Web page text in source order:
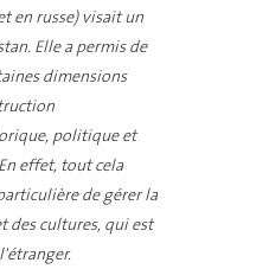
en russe) visait un
Elle a permis de
dimensions
politique et
effet, tout cela
de gérer la
des cultures, qui est